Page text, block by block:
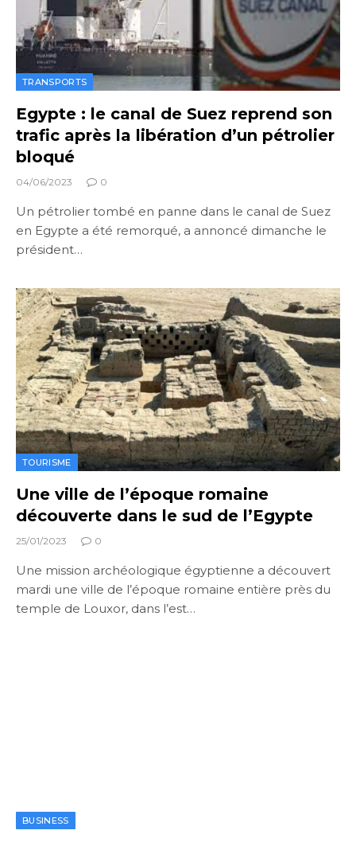
TRANSPORTS
Egypte : le canal de Suez reprend son
trafic après la libération d’un pétrolier
bloqué
04/06/2023 0
Un pétrolier tombé en panne dans le canal de Suez
en Egypte a été remorqué, a annoncé dimanche le
président…
TOURISME
Une ville de l’époque romaine
découverte dans le sud de l’Egypte
25/01/2023 0
Une mission archéologique égyptienne a découvert
mardi une ville de l’époque romaine entière près du
temple de Louxor, dans l’est…
BUSINESS